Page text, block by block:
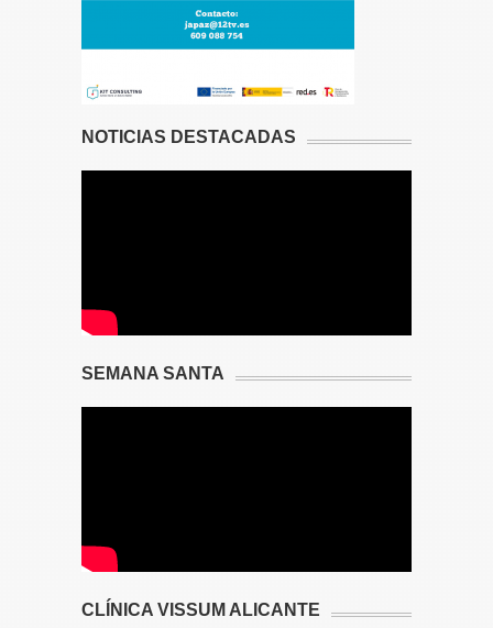
NOTICIAS DESTACADAS
SEMANA SANTA
CLÍNICA VISSUM ALICANTE